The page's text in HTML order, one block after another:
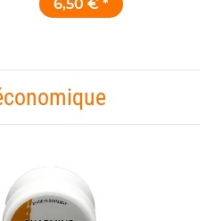
Plastiques
6,50 € *